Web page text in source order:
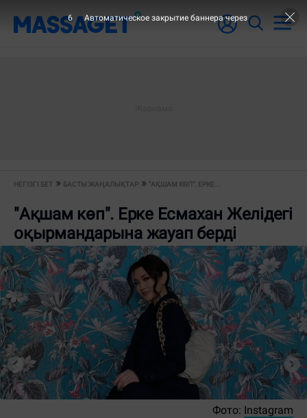
НЕГІЗГІ БЕТ БАСТЫ ЖАҢАЛЫҚТАР "АҚШАМ КӨП". ЕРКЕ...
"Ақшам көп". Ерке Есмахан Желідегі
оқырмандарына жауап берді
Фото: Instagram
5 Автоматическое закрытие баннера через